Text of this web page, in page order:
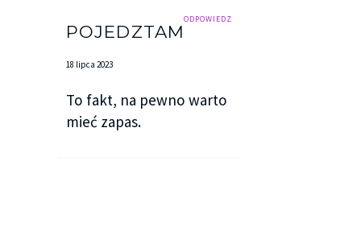
ODPOWIEDZ
POJEDZTAM
18 lipca 2023
To fakt, na pewno warto
mieć zapas.